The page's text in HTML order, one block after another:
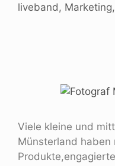
liveband , Marketing,
Viele kleine und
Münsterland haben